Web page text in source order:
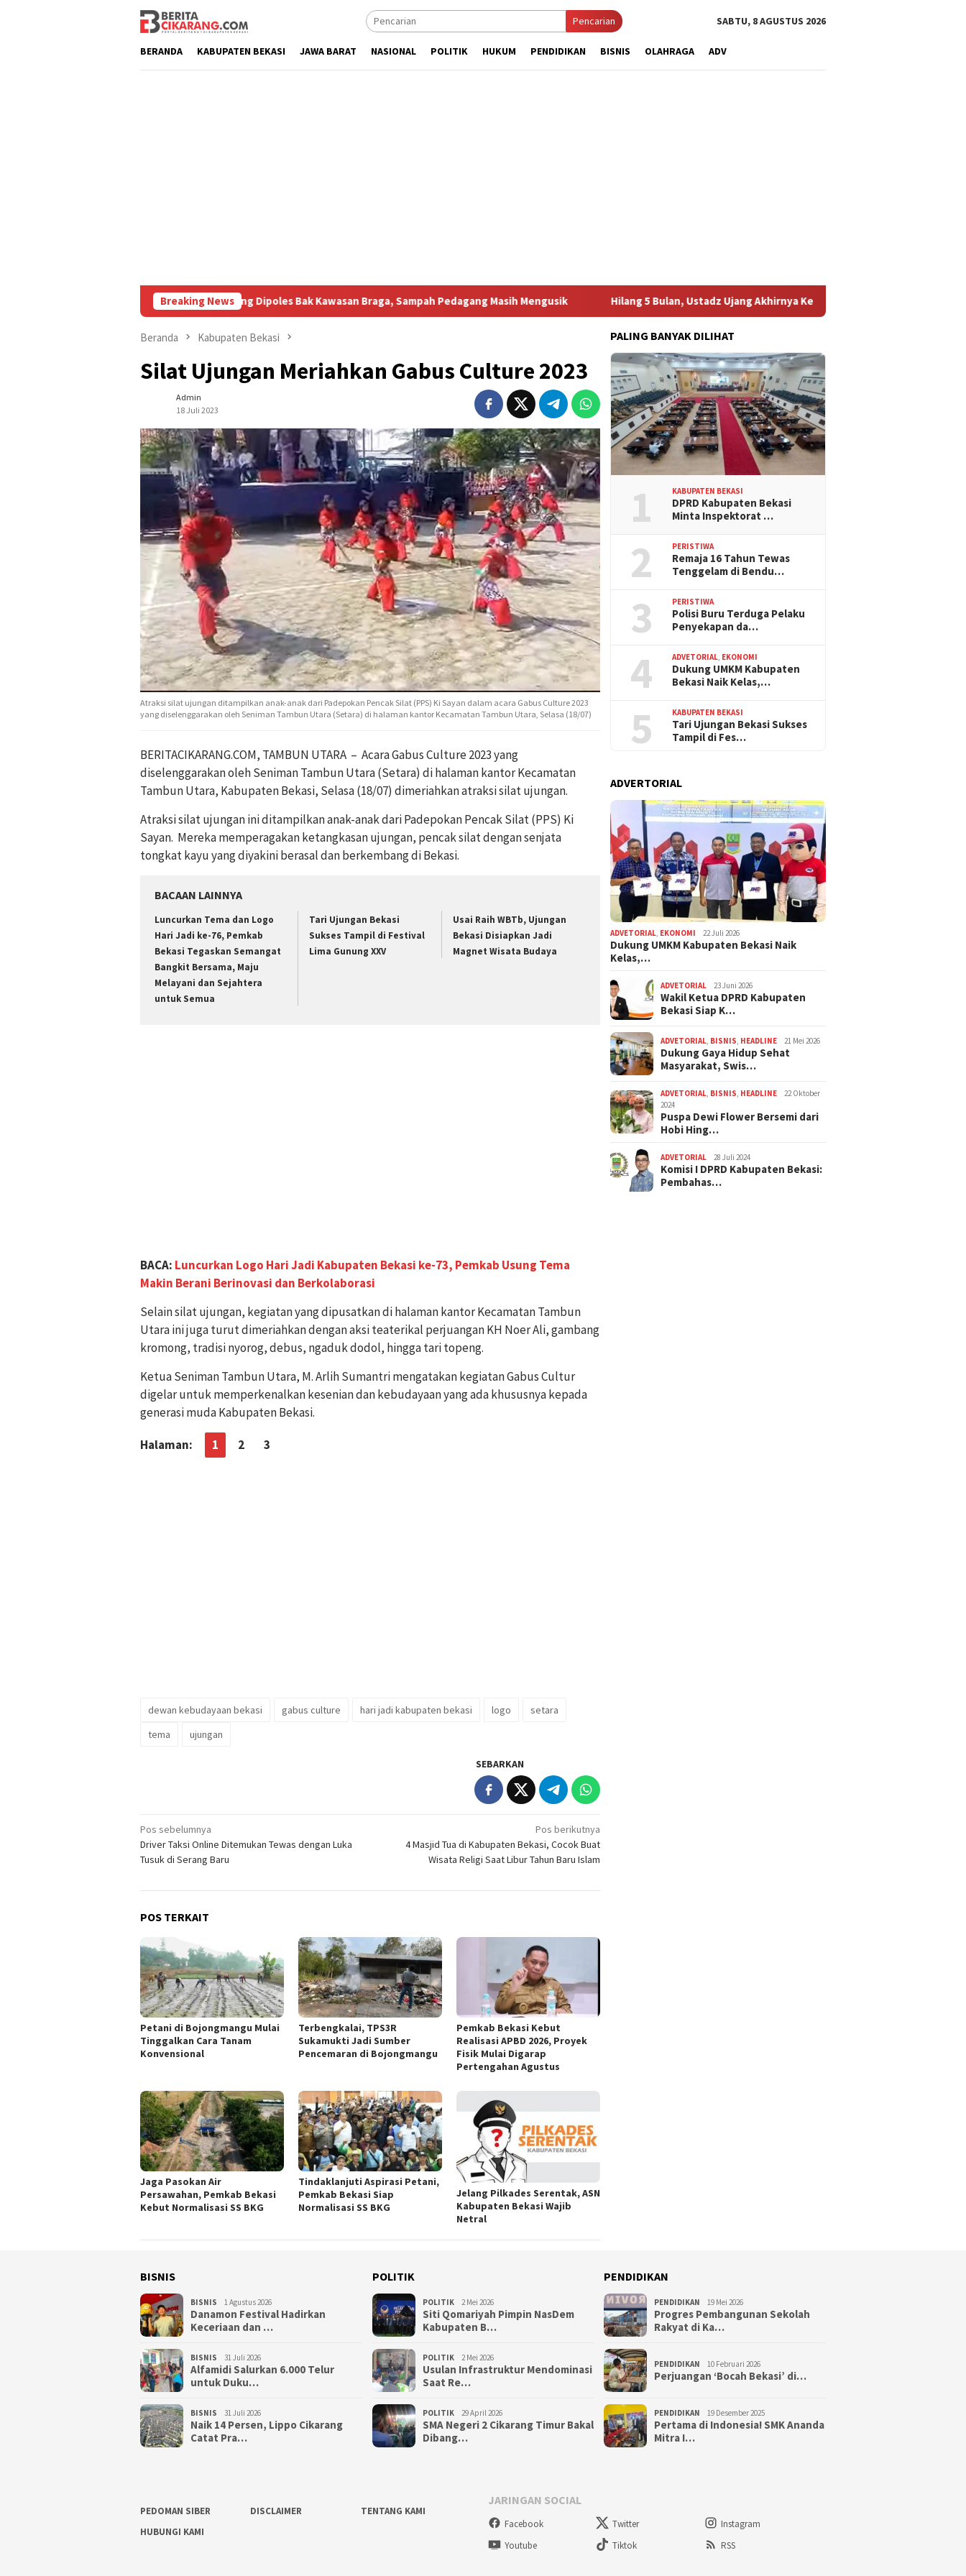
Pencarian SABTU, 8 AGUSTUS 2026
BERANDA KABUPATEN BEKASI JAWA BARAT NASIONAL POLITIK HUKUM PENDIDIKAN BISNIS OLAHRAGA ADV
Breaking News
Pasar Baru Cikarang Dipoles Bak Kawasan Braga, Sampah Pedagang Masih Mengusik Hilang 5 Bulan, Ustadz Ujang Akhirnya Kembali Melihat Motor Kesayangannya
Beranda Kabupaten Bekasi
Silat Ujungan Meriahkan Gabus Culture 2023
Admin
18 Juli 2023
Atraksi silat ujungan ditampilkan anak-anak dari Padepokan Pencak Silat (PPS) Ki Sayan dalam acara Gabus Culture 2023
yang diselenggarakan oleh Seniman Tambun Utara (Setara) di halaman kantor Kecamatan Tambun Utara, Selasa (18/07)
BERITACIKARANG.COM, TAMBUN UTARA – Acara Gabus Culture 2023 yang
diselenggarakan oleh Seniman Tambun Utara (Setara) di halaman kantor Kecamatan
Tambun Utara, Kabupaten Bekasi, Selasa (18/07) dimeriahkan atraksi silat ujungan.
Atraksi silat ujungan ini ditampilkan anak-anak dari Padepokan Pencak Silat (PPS) Ki
Sayan. Mereka memperagakan ketangkasan ujungan, pencak silat dengan senjata
tongkat kayu yang diyakini berasal dan berkembang di Bekasi.
BACAAN LAINNYA
Luncurkan Tema dan Logo
Hari Jadi ke-76, Pemkab
Bekasi Tegaskan Semangat
Bangkit Bersama, Maju
Melayani dan Sejahtera
untuk Semua
Tari Ujungan Bekasi
Sukses Tampil di Festival
Lima Gunung XXV
Usai Raih WBTb, Ujungan
Bekasi Disiapkan Jadi
Magnet Wisata Budaya
BACA: Luncurkan Logo Hari Jadi Kabupaten Bekasi ke-73, Pemkab Usung Tema
Makin Berani Berinovasi dan Berkolaborasi
Selain silat ujungan, kegiatan yang dipusatkan di halaman kantor Kecamatan Tambun
Utara ini juga turut dimeriahkan dengan aksi teaterikal perjuangan KH Noer Ali, gambang
kromong, tradisi nyorog, debus, ngaduk dodol, hingga tari topeng.
Ketua Seniman Tambun Utara, M. Arlih Sumantri mengatakan kegiatan Gabus Cultur
digelar untuk memperkenalkan kesenian dan kebudayaan yang ada khususnya kepada
generasi muda Kabupaten Bekasi.
Halaman: 1 2 3
dewan kebudayaan bekasi gabus culture hari jadi kabupaten bekasi logo
setara
tema
ujungan
SEBARKAN
Navigasi
pos
Pos sebelumnya
Driver Taksi Online Ditemukan Tewas dengan Luka
Tusuk di Serang Baru
Pos berikutnya
4 Masjid Tua di Kabupaten Bekasi, Cocok Buat
Wisata Religi Saat Libur Tahun Baru Islam
POS TERKAIT
Petani di Bojongmangu Mulai
Tinggalkan Cara Tanam
Konvensional
Terbengkalai, TPS3R
Sukamukti Jadi Sumber
Pencemaran di Bojongmangu
Pemkab Bekasi Kebut
Realisasi APBD 2026, Proyek
Fisik Mulai Digarap
Pertengahan Agustus
Jaga Pasokan Air
Persawahan, Pemkab Bekasi
Kebut Normalisasi SS BKG
Tindaklanjuti Aspirasi Petani,
Pemkab Bekasi Siap
Normalisasi SS BKG
Jelang Pilkades Serentak, ASN
Kabupaten Bekasi Wajib
Netral
PALING BANYAK DILIHAT
1 KABUPATEN BEKASI
DPRD Kabupaten Bekasi
Minta Inspektorat …
2 PERISTIWA
Remaja 16 Tahun Tewas
Tenggelam di Bendu…
3 PERISTIWA
Polisi Buru Terduga Pelaku
Penyekapan da…
4 ADVETORIAL EKONOMI
Dukung UMKM Kabupaten
Bekasi Naik Kelas,…
5 KABUPATEN BEKASI
Tari Ujungan Bekasi Sukses
Tampil di Fes…
ADVERTORIAL
ADVETORIAL EKONOMI 22 Juli 2026
Dukung UMKM Kabupaten Bekasi Naik
Kelas,…
ADVETORIAL 23 Juni 2026
Wakil Ketua DPRD Kabupaten
Bekasi Siap K…
ADVETORIAL BISNIS HEADLINE 21 Mei 2026
Dukung Gaya Hidup Sehat
Masyarakat, Swis…
ADVETORIAL BISNIS HEADLINE
22 Oktober
2024
Puspa Dewi Flower Bersemi dari
Hobi Hing…
ADVETORIAL 28 Juli 2024
Komisi I DPRD Kabupaten Bekasi:
Pembahas…
BISNIS
BISNIS 1 Agustus 2026
Danamon Festival Hadirkan
Keceriaan dan …
BISNIS 31 Juli 2026
Alfamidi Salurkan 6.000 Telur
untuk Duku…
BISNIS 31 Juli 2026
Naik 14 Persen, Lippo Cikarang
Catat Pra…
POLITIK
POLITIK 2 Mei 2026
Siti Qomariyah Pimpin NasDem
Kabupaten B…
POLITIK 2 Mei 2026
Usulan Infrastruktur Mendominasi
Saat Re…
POLITIK 29 April 2026
SMA Negeri 2 Cikarang Timur Bakal
Dibang…
PENDIDIKAN
PENDIDIKAN 19 Mei 2026
Progres Pembangunan Sekolah
Rakyat di Ka…
PENDIDIKAN 10 Februari 2026
Perjuangan ‘Bocah Bekasi’ di…
PENDIDIKAN 19 Desember 2025
Pertama di Indonesia! SMK Ananda
Mitra I…
PEDOMAN SIBER DISCLAIMER
TENTANG KAMI
HUBUNGI KAMI
JARINGAN SOCIAL
Facebook Twitter
Instagram
Youtube
Tiktok RSS